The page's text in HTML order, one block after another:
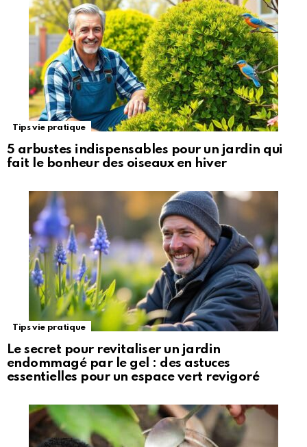
Tips vie pratique
5 arbustes indispensables pour un jardin qui
fait le bonheur des oiseaux en hiver
Tips vie pratique
Le secret pour revitaliser un jardin
endommagé par le gel : des astuces
essentielles pour un espace vert revigoré